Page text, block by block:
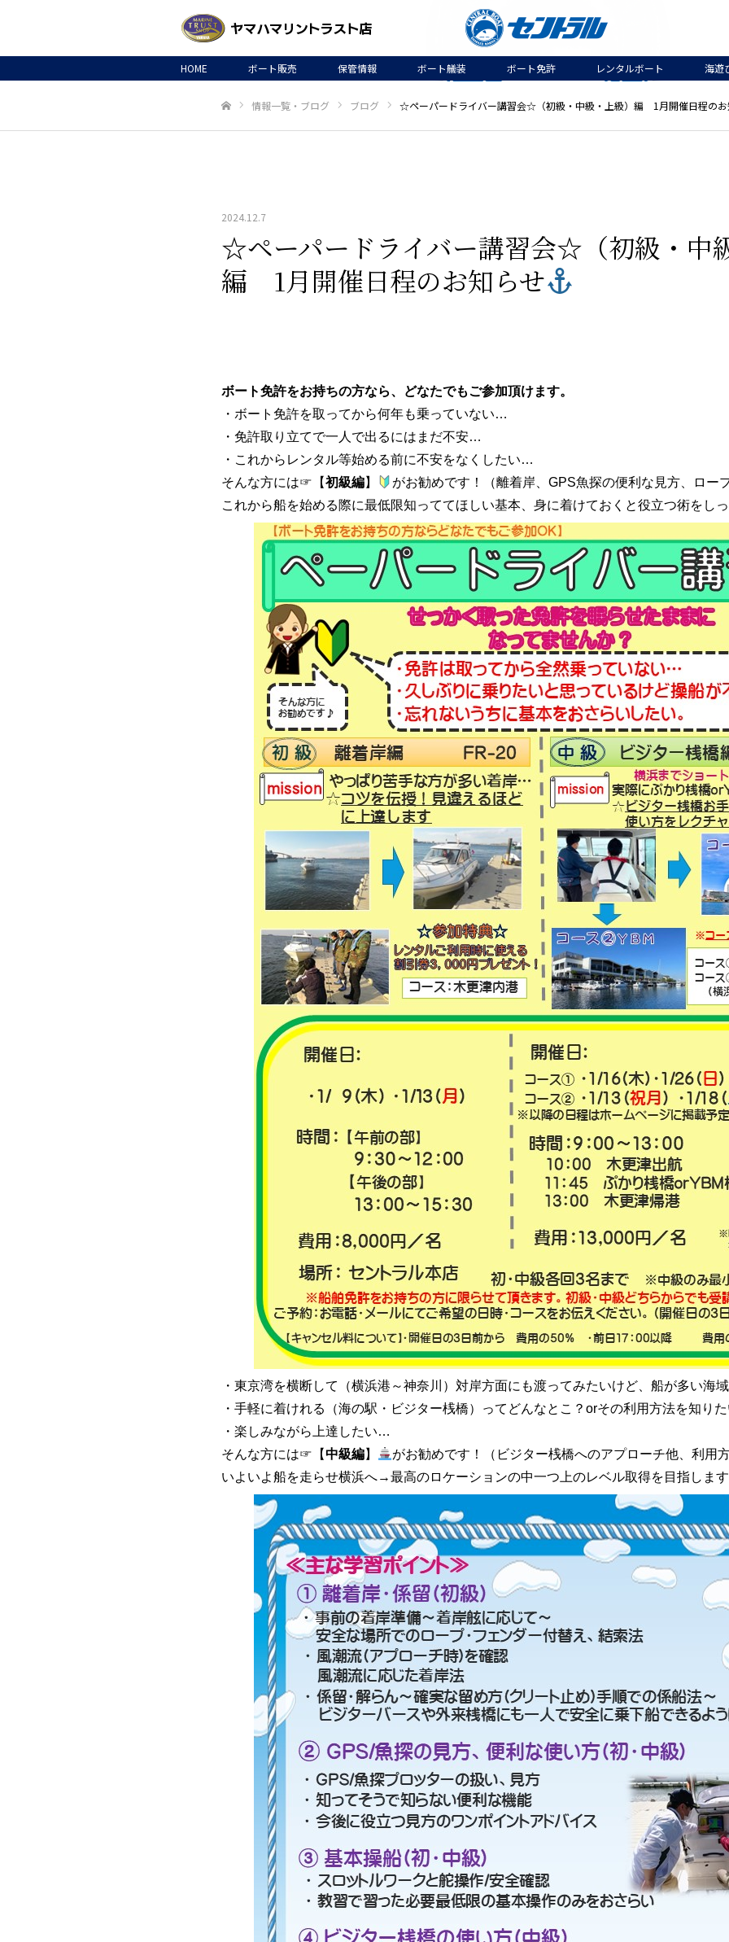
HOME ボート販売 保管情報 ボート艤装 ボート免許 レンタルボート 海遊
情報一覧・ブログ ブログ ☆ペーパードライバー講習会☆（初級・中級・上級）編 1月開催日程のお
2024.12.7
☆ペーパードライバー講習会☆（初級・中
編 1月開催日程のお知らせ
ボート免許をお持ちの方なら、どなたでもご参加頂けます。
・ボート免許を取ってから何年も乗っていない…
・免許取り立てで一人で出るにはまだ不安…
・これからレンタル等始める前に不安をなくしたい…
そんな方には☞【初級編】
がお勧めです！（離着岸、GPS魚探の便利な見方、ロー
これから船を始める際に最低限知っててほしい基本、身に着けておくと役立つ術をし
・東京湾を横断して（横浜港～神奈川）対岸方面にも渡ってみたいけど、船が多い海
・手軽に着けれる（海の駅・ビジター桟橋）ってどんなとこ？orその利用方法を知り
・楽しみながら上達したい…
そんな方には☞【中級編】
がお勧めです！（ビジター桟橋へのアプローチ他、利用
いよいよ船を走らせ横浜へ→最高のロケーションの中一つ上のレベル取得を目指しま